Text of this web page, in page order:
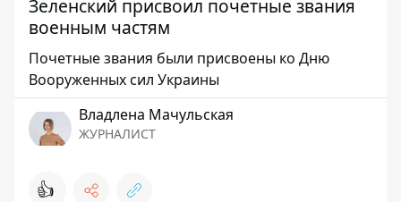
Зеленский присвоил почетные звания
военным частям
Почетные звания были присвоены ко Дню
Вооруженных сил Украины
Владлена Мачульская
ЖУРНАЛИСТ
👍